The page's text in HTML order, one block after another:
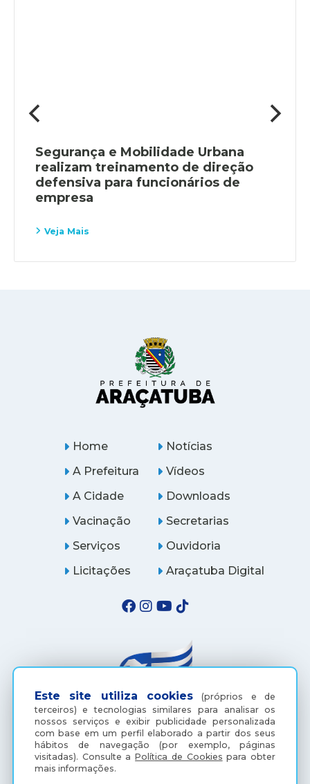
Segurança e Mobilidade Urbana
realizam treinamento de direção
defensiva para funcionários de
empresa
Veja Mais
Este site utiliza cookies (próprios e de
terceiros) e tecnologias similares para analisar os
nossos serviços e exibir publicidade personalizada
com base em um perfil elaborado a partir dos seus
hábitos de navegação (por exemplo, páginas
visitadas). Consulte aPolítica de Cookies para obter
mais informações.
Home
A Prefeitura
A Cidade
Notícias
Vídeos
Downloads
Vacinação
Serviços
Licitações
Secretarias
Ouvidoria
Araçatuba Digital
(18) 3607-6500